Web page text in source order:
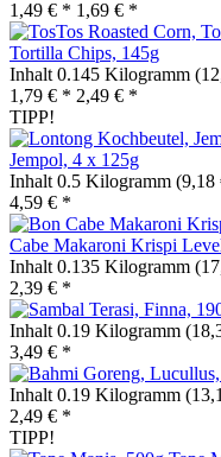
1,49 € * 1,69 € *
Tortilla Chips, 145g
Inhalt 0.145 Kilogramm
1,79 € * 2,49 € *
TIPP!
Jempol, 4 x 125g
Inhalt 0.5 Kilogramm (9,18
4,59 € *
Cabe Makaroni Krispi
Inhalt 0.135 Kilogramm
2,39 € *
Inhalt 0.19 Kilogramm
3,49 € *
Inhalt 0.19 Kilogramm
2,49 € *
TIPP!